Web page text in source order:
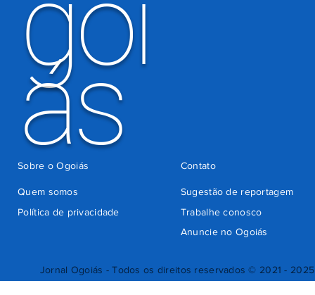
Jornal Ogoiás - Todos os direitos reservados © 2021 - 2025
ás
Quem somos
Sugestão de reportagem
Trabalhe conosco
Política de privacidade
Anuncie no Ogoiás
Contato
Sobre o Ogoiás